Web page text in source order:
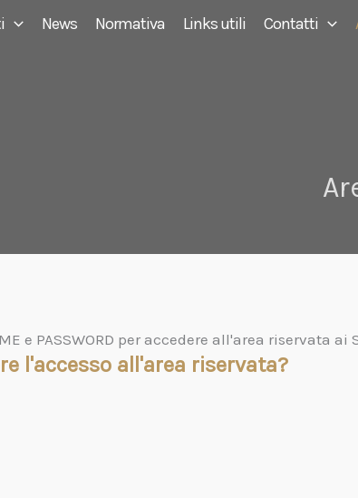
News Normativa Links utili Contatti
e PASSWORD per accedere all'area riservata ai
l'accesso all'area riservata?